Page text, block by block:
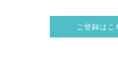
ご登録は